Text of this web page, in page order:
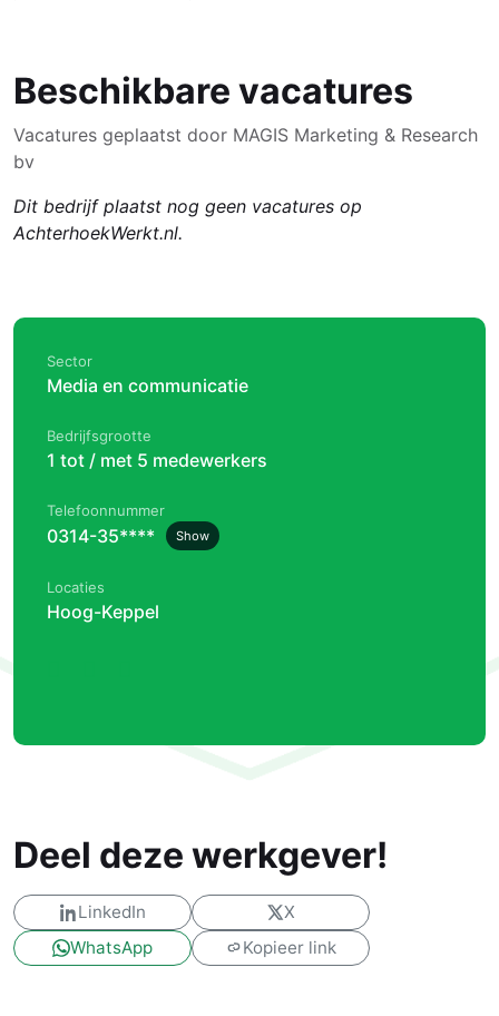
Beschikbare vacatures
Vacatures geplaatst door MAGIS Marketing & Research
bv
Dit bedrijf plaatst nog geen vacatures op
AchterhoekWerkt.nl.
Sector
Media en communicatie
Bedrijfsgrootte
1 tot / met 5 medewerkers
Telefoonnummer
0314-35**** Show
Locaties
Hoog-Keppel
Deel deze werkgever!
LinkedIn
X
WhatsApp
Kopieer link